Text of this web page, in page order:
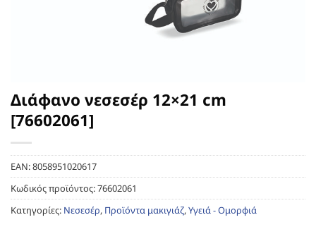
Διάφανο νεσεσέρ 12×21 cm
[76602061]
EAN:8058951020617
Κωδικός προϊόντος:76602061
Κατηγορίες: Νεσεσέρ, Προϊόντα μακιγιάζ,Υγειά - Ομορφιά